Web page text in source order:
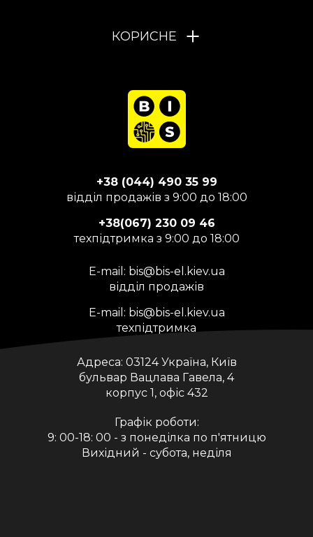
КОРИСНЕ
+38 (044) 490 35 99
відділ продажів з 9:00 до 18:00
+38(067) 230 09 46
техпідтримка з 9:00 до 18:00
E-mail: bis@bis-el.kiev.ua
відділ продажів
E-mail: bis@bis-el.kiev.ua
техпідтримка
Адреса: 03124 Україна, Київ
бульвар Вацлава Гавела, 4
корпус 1, офіс 432
Графік роботи:
9: 00-18: 00 - з понеділка по п'ятницю
Вихідний - субота, неділя